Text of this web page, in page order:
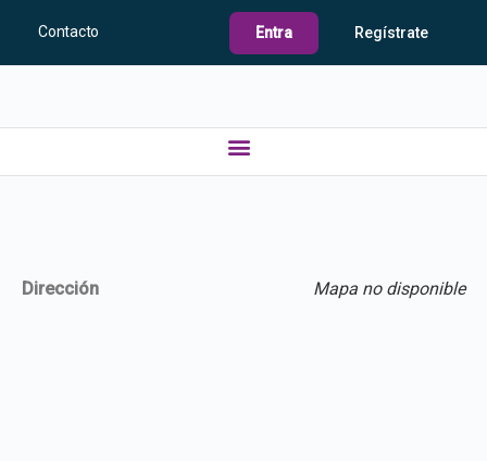
Contacto Entra Regístrate
Mapa no disponible
Dirección